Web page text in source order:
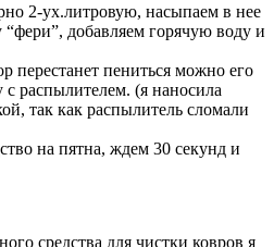
2-ух.литровую, насыпаем в нее
добавляем горячую воду и
перестанет пениться можно его
с распылителем. (я наносила
так как распылитель сломали
на пятна, ждем 30 секунд и
средства для чистки ковров я